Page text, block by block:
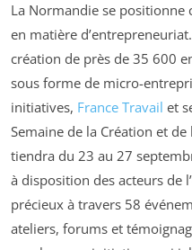
La Normandie se
en matière
création de près de 35 600
sous forme de micro-
initiatives, France Travail et
Semaine de la Création et de
tiendra du 23 au 27
à disposition des acteurs de
précieux à travers 58
ateliers, forums et